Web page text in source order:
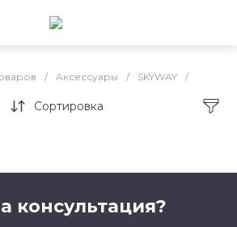
/ Аксессуары / SKYWAY
/
Сортировка
консультация?